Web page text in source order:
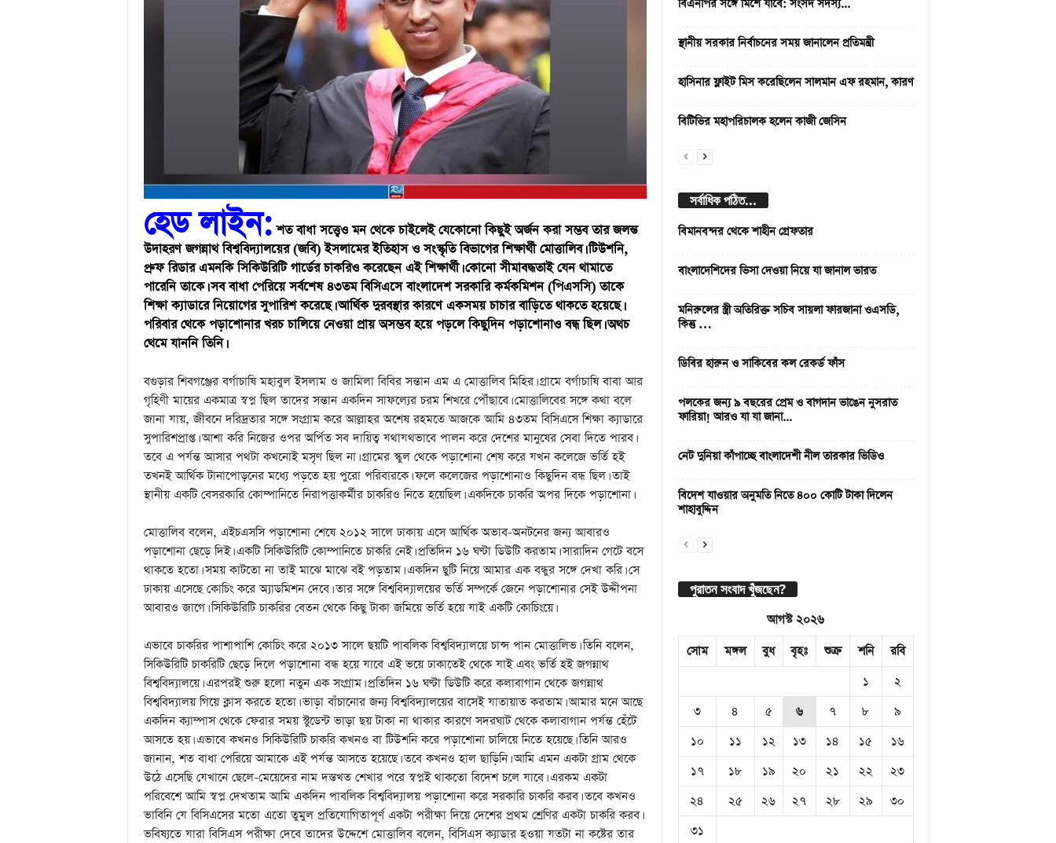
হেড লাইন: শত বাধা সত্ত্বেও মন থেকে চাইলেই যেকোনো কিছুই অর্জন করা সম্ভব তার জলন্ত
উদাহরণ জগন্নাথ বিশ্ববিদ্যালয়ের (জবি) ইসলামের ইতিহাস ও সংস্কৃতি বিভাগের শিক্ষার্থী মোত্তালিব। টিউশনি,
প্রুফ রিডার এমনকি সিকিউরিটি গার্ডের চাকরিও করেছেন এই শিক্ষার্থী। কোনো সীমাবদ্ধতাই যেন থামাতে
পারেনি তাকে। সব বাধা পেরিয়ে সর্বশেষ ৪৩তম বিসিএসে বাংলাদেশ সরকারি কর্মকমিশন (পিএসসি) তাকে
শিক্ষা ক্যাডারে নিয়োগের সুপারিশ করেছে। আর্থিক দুরবস্থার কারণে একসময় চাচার বাড়িতে থাকতে হয়েছে।
পরিবার থেকে পড়াশোনার খরচ চালিয়ে নেওয়া প্রায় অসম্ভব হয়ে পড়লে কিছুদিন পড়াশোনাও বন্ধ ছিল। অথচ
থেমে যাননি তিনি।
বগুড়ার শিবগঞ্জের বর্গাচাষি মহাবুল ইসলাম ও জামিলা বিবির সন্তান এম এ মোত্তালিব মিহির। গ্রামে বর্গাচাষি বাবা আর
গৃহিণী মায়ের একমাত্র স্বপ্ন ছিল তাদের সন্তান একদিন সাফল্যের চরম শিখরে পৌঁছাবে। মোত্তালিবের সঙ্গে কথা বলে
জানা যায়, জীবনে দরিদ্রতার সঙ্গে সংগ্রাম করে আল্লাহর অশেষ রহমতে আজকে আমি ৪৩তম বিসিএসে শিক্ষা ক্যাডারে
সুপারিশপ্রাপ্ত। আশা করি নিজের ওপর অর্পিত সব দায়িত্ব যথাযথভাবে পালন করে দেশের মানুষের সেবা দিতে পারব।
তবে এ পর্যন্ত আসার পথটা কখনোই মসৃণ ছিল না। গ্রামের স্কুল থেকে পড়াশোনা শেষ করে যখন কলেজে ভর্তি হই
তখনই আর্থিক টানাপোড়নের মধ্যে পড়তে হয় পুরো পরিবারকে। ফলে কলেজের পড়াশোনাও কিছুদিন বন্ধ ছিল। তাই
স্থানীয় একটি বেসরকারি কোম্পানিতে নিরাপত্তাকর্মীর চাকরিও নিতে হয়েছিল। একদিকে চাকরি অপর দিকে পড়াশোনা।
মোত্তালিব বলেন, এইচএসসি পড়াশোনা শেষে ২০১২ সালে ঢাকায় এসে আর্থিক অভাব-অনটনের জন্য আবারও
পড়াশোনা ছেড়ে দিই। একটি সিকিউরিটি কোম্পানিতে চাকরি নেই। প্রতিদিন ১৬ ঘণ্টা ডিউটি করতাম। সারাদিন গেটে বসে
থাকতে হতো। সময় কাটতো না তাই মাঝে মাঝে বই পড়তাম। একদিন ছুটি নিয়ে আমার এক বন্ধুর সঙ্গে দেখা করি। সে
ঢাকায় এসেছে কোচিং করে অ্যাডমিশন দেবে। তার সঙ্গে বিশ্ববিদ্যালয়ের ভর্তি সম্পর্কে জেনে পড়াশোনার সেই উদ্দীপনা
আবারও জাগে। সিকিউরিটি চাকরির বেতন থেকে কিছু টাকা জমিয়ে ভর্তি হয়ে যাই একটি কোচিংয়ে।
এভাবে চাকরির পাশাপাশি কোচিং করে ২০১৩ সালে ছয়টি পাবলিক বিশ্ববিদ্যালয়ে চান্স পান মোত্তালিভ। তিনি বলেন,
সিকিউরিটি চাকরিটি ছেড়ে দিলে পড়াশোনা বন্ধ হয়ে যাবে এই ভয়ে ঢাকাতেই থেকে যাই এবং ভর্তি হই জগন্নাথ
বিশ্ববিদ্যালয়ে। এরপরই শুরু হলো নতুন এক সংগ্রাম। প্রতিদিন ১৬ ঘণ্টা ডিউটি করে কলাবাগান থেকে জগন্নাথ
বিশ্ববিদ্যালয় গিয়ে ক্লাস করতে হতো। ভাড়া বাঁচানোর জন্য বিশ্ববিদ্যালয়ের বাসেই যাতায়াত করতাম। আমার মনে আছে
একদিন ক্যাম্পাস থেকে ফেরার সময় স্টুডেন্ট ভাড়া ছয় টাকা না থাকার কারণে সদরঘাট থেকে কলাবাগান পর্যন্ত হেঁটে
আসতে হয়। এভাবে কখনও সিকিউরিটি চাকরি কখনও বা টিউশনি করে পড়াশোনা চালিয়ে নিতে হয়েছে। তিনি আরও
জানান, শত বাধা পেরিয়ে আমাকে এই পর্যন্ত আসতে হয়েছে। তবে কখনও হাল ছাড়িনি। আমি এমন একটা গ্রাম থেকে
উঠে এসেছি যেখানে ছেলে-মেয়েদের নাম দস্তখত শেখার পরে স্বপ্নই থাকতো বিদেশ চলে যাবে। এরকম একটা
পরিবেশে আমি স্বপ্ন দেখতাম আমি একদিন পাবলিক বিশ্ববিদ্যালয় পড়াশোনা করে সরকারি চাকরি করব। তবে কখনও
ভাবিনি যে বিসিএসের মতো এতো তুমুল প্রতিযোগিতাপূর্ণ একটা পরীক্ষা দিয়ে দেশের প্রথম শ্রেণির একটা চাকরি করব।
ভবিষ্যতে যারা বিসিএস পরীক্ষা দেবে তাদের উদ্দেশে মোত্তালিব বলেন, বিসিএস ক্যাডার হওয়া যতটা না কষ্টের তার
বিএনপির সঙ্গে মিশে যাবে: সংসদ সদস্য...
স্থানীয় সরকার নির্বাচনের সময় জানালেন প্রতিমন্ত্রী
হাসিনার ফ্লাইট মিস করেছিলেন সালমান এফ রহমান, কারণ
বিটিভির মহাপরিচালক হলেন কাজী জেসিন
সর্বাধিক পঠিত...
বিমানবন্দর থেকে শাহীন গ্রেফতার
বাংলাদেশিদের ভিসা দেওয়া নিয়ে যা জানাল ভারত
মনিরুলের স্ত্রী অতিরিক্ত সচিব সায়লা ফারজানা ওএসডি,
কিন্তু …
ডিবির হারুন ও সাকিবের কল রেকর্ড ফাঁস
পলকের জন্য ৯ বছরের প্রেম ও বাগদান ভাঙেন নুসরাত
ফারিয়া! আরও যা যা জানা...
নেট দুনিয়া কাঁপাচ্ছে বাংলাদেশী নীল তারকার ভিডিও
বিদেশ যাওয়ার অনুমতি নিতে ৪০০ কোটি টাকা দিলেন
শাহাবুদ্দিন
পুরাতন সংবাদ খুঁজছেন?
আগস্ট ২০২৬
সোম
মঙ্গল বুধ বৃহঃ শুক্র শনি রবি
১
২
৩
৪ ৫ ৬ ৭ ৮
৯
১০
১১ ১২ ১৩ ১৪ ১৫
১৬
১৭
১৮ ১৯ ২০ ২১ ২২
২৩
২৪
২৫ ২৬ ২৭ ২৮ ২৯
৩০
৩১